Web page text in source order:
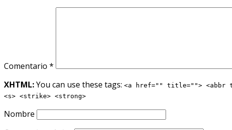
Comentario *
XHTML:You can use these tags: <a href="" title=""> <abbr
<s> <strike> <strong>
Nombre